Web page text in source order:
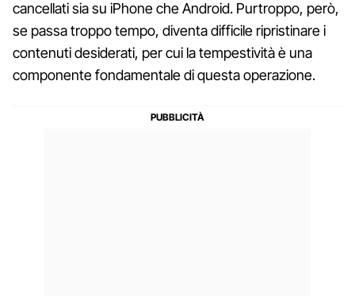
cancellati sia su iPhone che Android. Purtroppo, però,
se passa troppo tempo, diventa difficile ripristinare i
contenuti desiderati, per cui la tempestività è una
componente fondamentale di questa operazione.